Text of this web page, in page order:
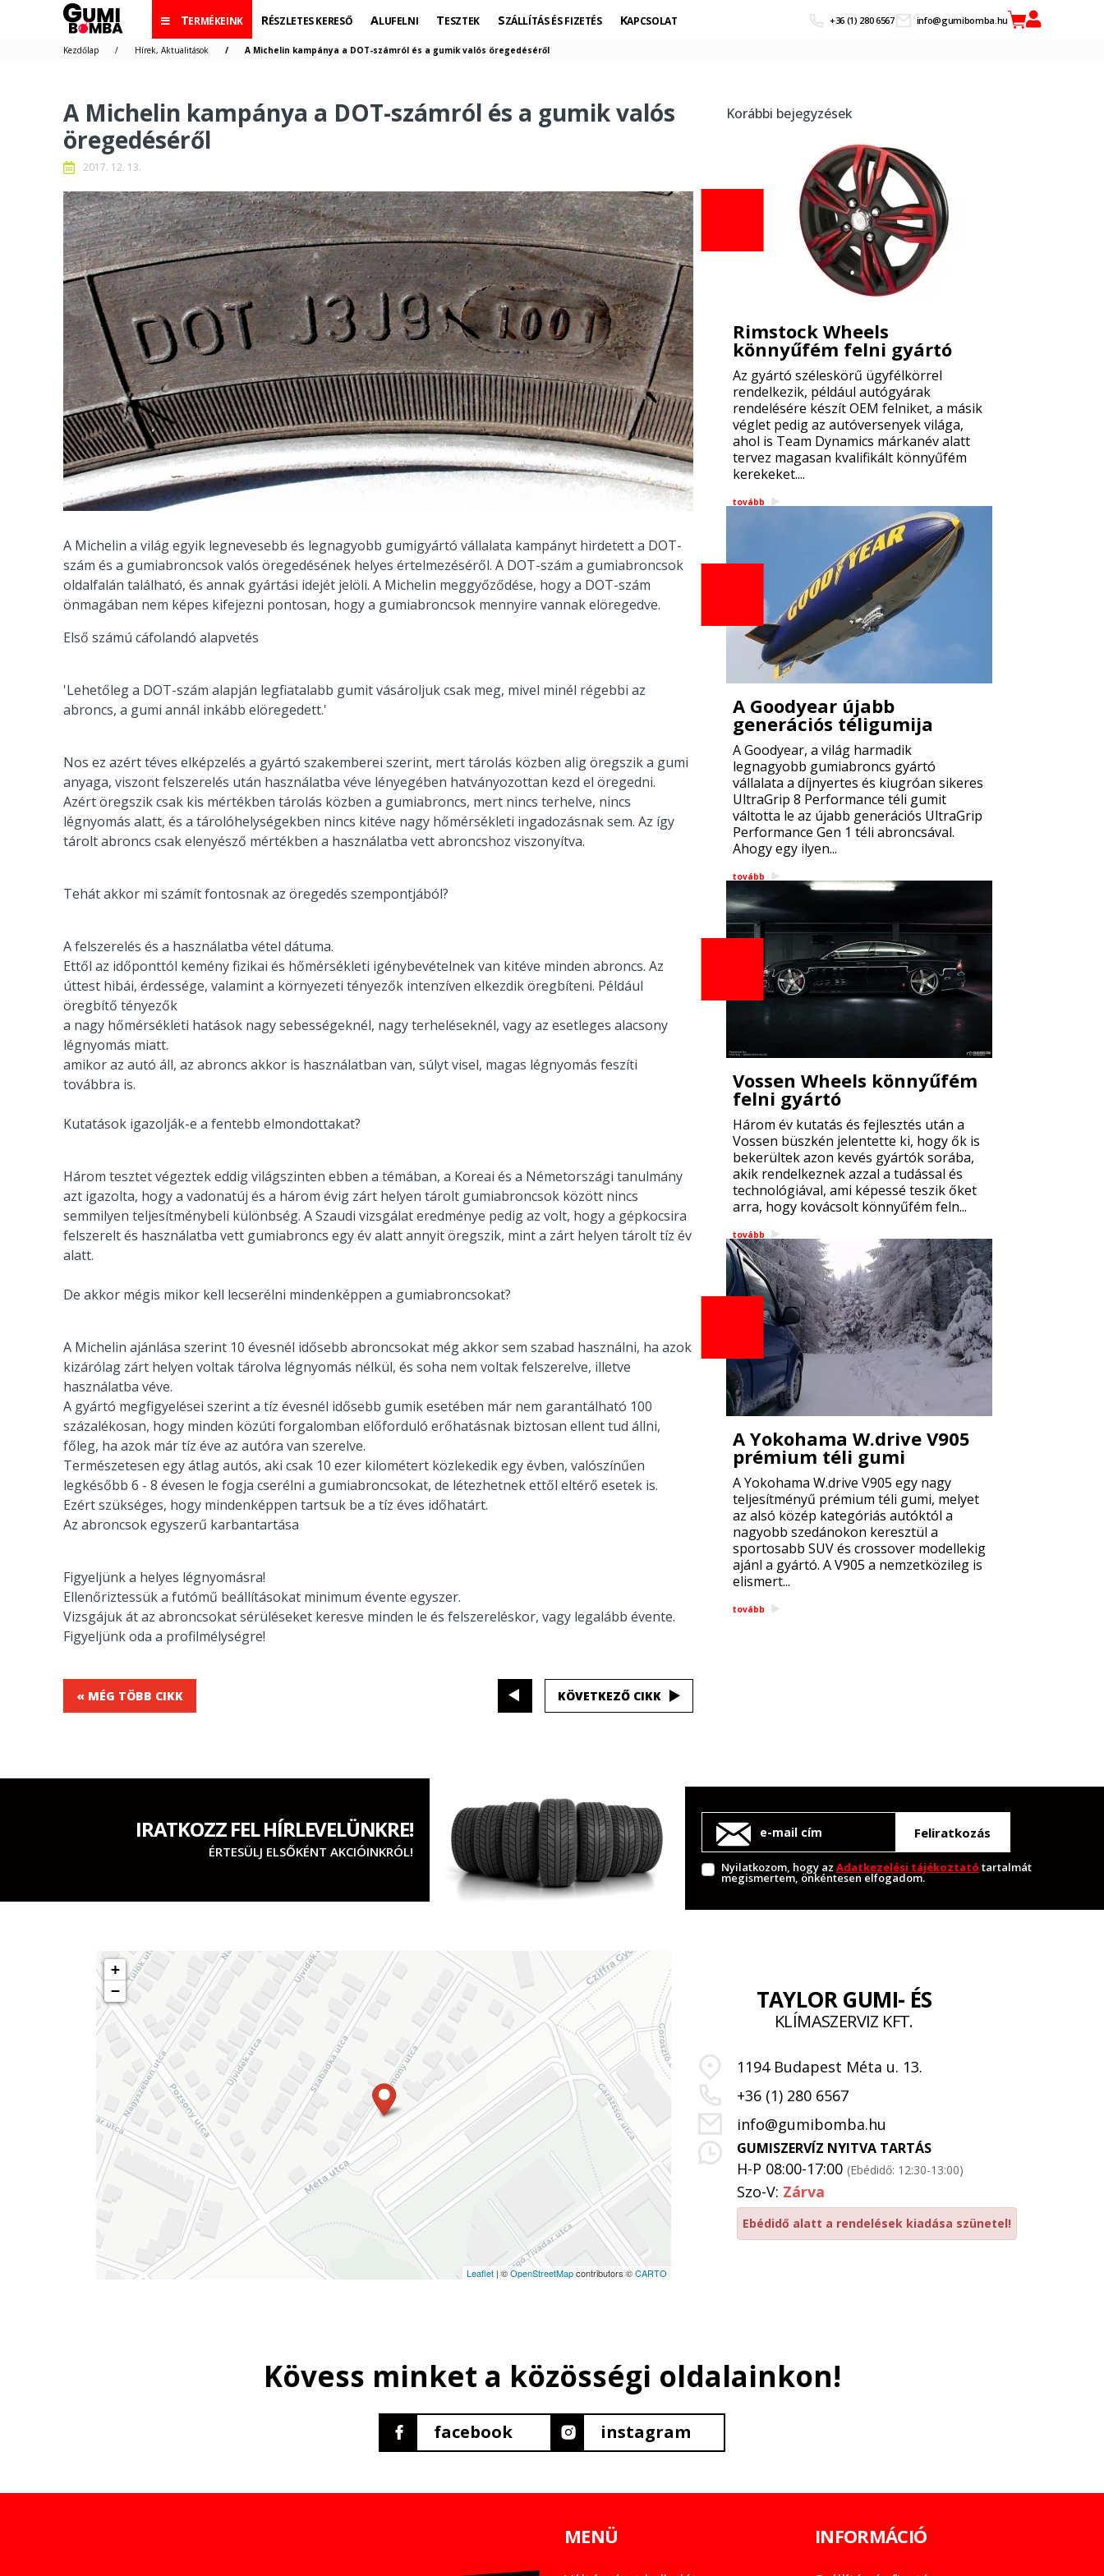
TERMÉKEINK RÉSZLETES KERESŐ ALUFELNI TESZTEK SZÁLLÍTÁS ÉS FIZETÉS KAPCSOLAT +36 (1) 280 6567 info@gumibomba.hu
Kezdőlap Hírek, Aktualitások A Michelin kampánya a DOT-számról és a gumik valós öregedéséről
A Michelin kampánya a DOT-számról és a gumik valós
öregedéséről
2017. 12. 13.
A Michelin a világ egyik legnevesebb és legnagyobb gumigyártó vállalata kampányt hirdetett a DOT-
szám és a gumiabroncsok valós öregedésének helyes értelmezéséről. A DOT-szám a gumiabroncsok
oldalfalán található, és annak gyártási idejét jelöli. A Michelin meggyőződése, hogy a DOT-szám
önmagában nem képes kifejezni pontosan, hogy a gumiabroncsok mennyire vannak elöregedve.
Első számú cáfolandó alapvetés
'Lehetőleg a DOT-szám alapján legfiatalabb gumit vásároljuk csak meg, mivel minél régebbi az
abroncs, a gumi annál inkább elöregedett.'
Nos ez azért téves elképzelés a gyártó szakemberei szerint, mert tárolás közben alig öregszik a gumi
anyaga, viszont felszerelés után használatba véve lényegében hatványozottan kezd el öregedni.
Azért öregszik csak kis mértékben tárolás közben a gumiabroncs, mert nincs terhelve, nincs
légnyomás alatt, és a tárolóhelységekben nincs kitéve nagy hőmérsékleti ingadozásnak sem. Az így
tárolt abroncs csak elenyésző mértékben a használatba vett abroncshoz viszonyítva.
Tehát akkor mi számít fontosnak az öregedés szempontjából?
A felszerelés és a használatba vétel dátuma.
Ettől az időponttól kemény fizikai és hőmérsékleti igénybevételnek van kitéve minden abroncs. Az
úttest hibái, érdessége, valamint a környezeti tényezők intenzíven elkezdik öregbíteni. Például
öregbítő tényezők
a nagy hőmérsékleti hatások nagy sebességeknél, nagy terheléseknél, vagy az esetleges alacsony
légnyomás miatt.
amikor az autó áll, az abroncs akkor is használatban van, súlyt visel, magas légnyomás feszíti
továbbra is.
Kutatások igazolják-e a fentebb elmondottakat?
Három tesztet végeztek eddig világszinten ebben a témában, a Koreai és a Németországi tanulmány
azt igazolta, hogy a vadonatúj és a három évig zárt helyen tárolt gumiabroncsok között nincs
semmilyen teljesítménybeli különbség. A Szaudi vizsgálat eredménye pedig az volt, hogy a gépkocsira
felszerelt és használatba vett gumiabroncs egy év alatt annyit öregszik, mint a zárt helyen tárolt tíz év
alatt.
De akkor mégis mikor kell lecserélni mindenképpen a gumiabroncsokat?
A Michelin ajánlása szerint 10 évesnél idősebb abroncsokat még akkor sem szabad használni, ha azok
kizárólag zárt helyen voltak tárolva légnyomás nélkül, és soha nem voltak felszerelve, illetve
használatba véve.
A gyártó megfigyelései szerint a tíz évesnél idősebb gumik esetében már nem garantálható 100
százalékosan, hogy minden közúti forgalomban előforduló erőhatásnak biztosan ellent tud állni,
főleg, ha azok már tíz éve az autóra van szerelve.
Természetesen egy átlag autós, aki csak 10 ezer kilométert közlekedik egy évben, valószínűen
legkésőbb 6 - 8 évesen le fogja cserélni a gumiabroncsokat, de létezhetnek ettől eltérő esetek is.
Ezért szükséges, hogy mindenképpen tartsuk be a tíz éves időhatárt.
Az abroncsok egyszerű karbantartása
Figyeljünk a helyes légnyomásra!
Ellenőriztessük a futómű beállításokat minimum évente egyszer.
Vizsgájuk át az abroncsokat sérüléseket keresve minden le és felszereléskor, vagy legalább évente.
Figyeljünk oda a profilmélységre!
« MÉG TÖBB CIKK KÖVETKEZŐ CIKK
Korábbi bejegyzések
Rimstock Wheels
könnyűfém felni gyártó
Az gyártó széleskörű ügyfélkörrel
rendelkezik, például autógyárak
rendelésére készít OEM felniket, a másik
véglet pedig az autóversenyek világa,
ahol is Team Dynamics márkanév alatt
tervez magasan kvalifikált könnyűfém
kerekeket....
tovább
A Goodyear újabb
generációs téligumija
A Goodyear, a világ harmadik
legnagyobb gumiabroncs gyártó
vállalata a díjnyertes és kiugróan sikeres
UltraGrip 8 Performance téli gumit
váltotta le az újabb generációs UltraGrip
Performance Gen 1 téli abroncsával.
Ahogy egy ilyen...
tovább
Vossen Wheels könnyűfém
felni gyártó
Három év kutatás és fejlesztés után a
Vossen büszkén jelentette ki, hogy ők is
bekerültek azon kevés gyártók sorába,
akik rendelkeznek azzal a tudással és
technológiával, ami képessé teszik őket
arra, hogy kovácsolt könnyűfém feln...
tovább
A Yokohama W.drive V905
prémium téli gumi
A Yokohama W.drive V905 egy nagy
teljesítményű prémium téli gumi, melyet
az alsó közép kategóriás autóktól a
nagyobb szedánokon keresztül a
sportosabb SUV és crossover modellekig
ajánl a gyártó. A V905 a nemzetközileg is
elismert...
tovább
IRATKOZZ FEL HÍRLEVELÜNKRE!
ÉRTESÜLJ ELSŐKÉNT AKCIÓINKRÓL!
Feliratkozás
Nyilatkozom, hogy az Adatkezelési tájékoztató tartalmát
megismertem, önkéntesen elfogadom.
+
−
Leaflet | ©OpenStreetMapcontributors ©CARTO
TAYLOR GUMI- ÉS
KLÍMASZERVIZ KFT.
1194 Budapest Méta u. 13.
+36 (1) 280 6567
info@gumibomba.hu
GUMISZERVÍZ NYITVA TARTÁS
H-P 08:00-17:00 (Ebédidő: 12:30-13:00)
Szo-V: Zárva
Ebédidő alatt a rendelések kiadása szünetel!
Kövess minket a közösségi oldalainkon!
facebook instagram
MENÜ INFORMÁCIÓ